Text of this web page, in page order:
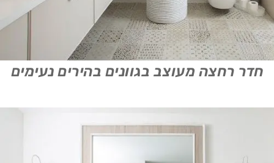
חדר רחצה מעוצב בגוונים בהירים נעימים